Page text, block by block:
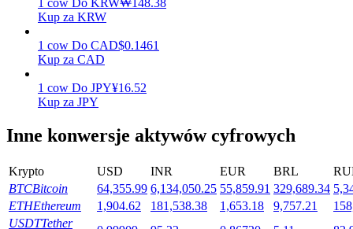
Elastyczne stawianie zakładów, aby zarabiać na popularnych
Kup za KRW
1 cow Do CAD$0.1461
Kup za CAD
1 cow Do JPY¥16.52
Kup za JPY
Inne konwersje aktywów cyfrowych
Krypto USD INR EUR BRL
BTCBitcoin 64,355.99 6,134,050.25 55,859.91 329,689.34
ETHEthereum 1,904.62 181,538.38 1,653.18 9,757.21
USDTTether